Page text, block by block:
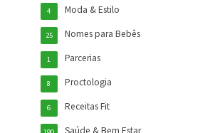
Moda & Estilo
4
Nomes para Bebês
25
Parcerias
1
Proctologia
8
Receitas Fit
6